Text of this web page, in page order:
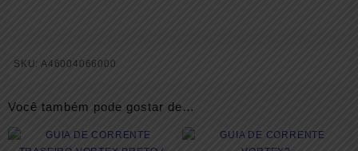
SKU: A46004066000
Você também pode gostar de…